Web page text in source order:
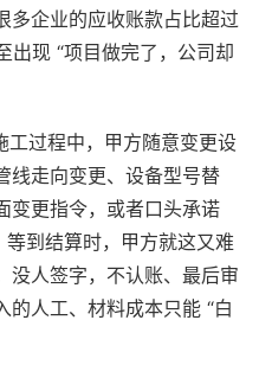
多企业的应收账款占比超过
出现 “项目做完了，公司却
工过程中，甲方随意变更设
线走向变更、设备型号替
变更指令，或者口头承诺
等到结算时，甲方就这又难
没人签字，不认账、最后审
的人工、材料成本只能 “白